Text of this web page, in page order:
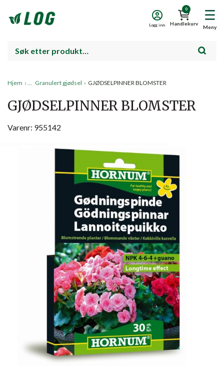
Meny
0
Handlekurv
Logg inn
Hjem › Granulert gjødsel › GJØDSELPINNER BLOMSTER
GJØDSELPINNER BLOMSTER
Varenr: 955142